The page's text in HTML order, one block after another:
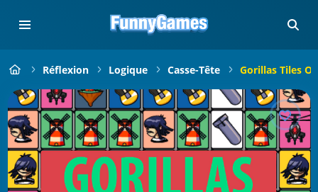
Réflexion Logique Casse-Tête Gorillas Tiles